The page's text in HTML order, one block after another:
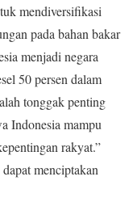
mendiversifikasi
pada bahan bakar
menjadi negara
50 persen dalam
tonggak penting
Indonesia mampu
rakyat.”
menciptakan